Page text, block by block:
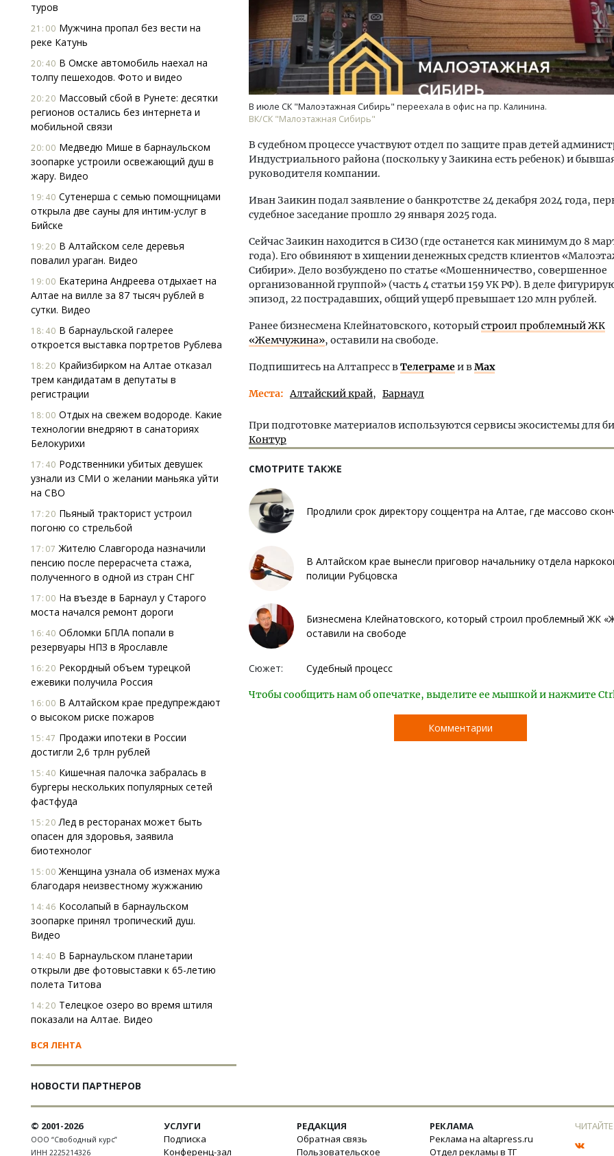
туров
21:00 Мужчина пропал без вести на
реке Катунь
20:40 В Омске автомобиль наехал на
толпу пешеходов. Фото и видео
20:20 Массовый сбой в Рунете: десятки
регионов остались без интернета и
мобильной связи
20:00 Медведю Мише в барнаульском
зоопарке устроили освежающий душ в
жару. Видео
19:40 Сутенерша с семью помощницами
открыла две сауны для интим-услуг в
Бийске
19:20 В Алтайском селе деревья
повалил ураган. Видео
19:00 Екатерина Андреева отдыхает на
Алтае на вилле за 87 тысяч рублей в
сутки. Видео
18:40 В барнаульской галерее
откроется выставка портретов Рублева
18:20 Крайизбирком на Алтае отказал
трем кандидатам в депутаты в
регистрации
18:00 Отдых на свежем водороде. Какие
технологии внедряют в санаториях
Белокурихи
17:40 Родственники убитых девушек
узнали из СМИ о желании маньяка уйти
на СВО
17:20 Пьяный тракторист устроил
погоню со стрельбой
17:07 Жителю Славгорода назначили
пенсию после перерасчета стажа,
полученного в одной из стран СНГ
17:00 На въезде в Барнаул у Старого
моста начался ремонт дороги
16:40 Обломки БПЛА попали в
резервуары НПЗ в Ярославле
16:20 Рекордный объем турецкой
ежевики получила Россия
16:00 В Алтайском крае предупреждают
о высоком риске пожаров
15:47 Продажи ипотеки в России
достигли 2,6 трлн рублей
15:40 Кишечная палочка забралась в
бургеры нескольких популярных сетей
фастфуда
15:20 Лед в ресторанах может быть
опасен для здоровья, заявила
биотехнолог
15:00 Женщина узнала об изменах мужа
благодаря неизвестному жужжанию
14:46 Косолапый в барнаульском
зоопарке принял тропический душ.
Видео
14:40 В Барнаульском планетарии
открыли две фотовыставки к 65-летию
полета Титова
14:20 Телецкое озеро во время штиля
показали на Алтае. Видео
ВСЯ ЛЕНТА
НОВОСТИ ПАРТНЕРОВ
В июле СК "Малоэтажная Сибирь" переехала в офис на пр. Калинина.
ВК/СК "Малоэтажная Сибирь"
В судебном процессе участвуют отдел по защите прав детей
Индустриального района (поскольку у Заикина есть ребенок) и
руководителя компании.
Иван Заикин подал заявление о банкротстве 24 декабря 2024 года,
судебное заседание прошло 29 января 2025 года.
Сейчас Заикин находится в СИЗО (где останется как минимум до 8
года). Его обвиняют в хищении денежных средств клиентов
Сибири». Дело возбуждено по статье «Мошенничество, совершенное
организованной группой» (часть 4 статьи 159 УК РФ). В деле
эпизод, 22 пострадавших, общий ущерб превышает 120 млн рублей.
Ранее бизнесмена Клейнатовского, которыйстроил проблемный ЖК
«Жемчужина», оставили на свободе.
Подпишитесь на Алтапресс вТелеграмеи вMax
Места Алтайский край Барнаул
При подготовке материалов используются сервисы экосистемы для
Контур
СМОТРИТЕ ТАКЖЕ
Продлили срок директору соццентра на Алтае, где массово
В Алтайском крае вынесли приговор начальнику отдела
полиции Рубцовска
Бизнесмена Клейнатовского, который строил проблемный ЖК
оставили на свободе
Сюжет: Судебный процесс
Чтобы сообщить нам об опечатке, выделите ее мышкой и нажмите
Комментарии
Двухуровневые номера и вид на горы.
Каким будет новый бутик-отель
«Белкур» в Белокурихе
ДОМА И КВАРТИРЫ
Архитектурный код
земли. Мощение
плитами становится
стандартом
СТРОИТЕЛЬСТВО
© 2001-2026
ООО “Свободный курс”
ИНН 2225214326
УСЛУГИ
Подписка
Конференц-зал
РЕДАКЦИЯ
Обратная связь
Пользовательское
РЕКЛАМА
Реклама на altapress.ru
Отдел рекламы в ТГ